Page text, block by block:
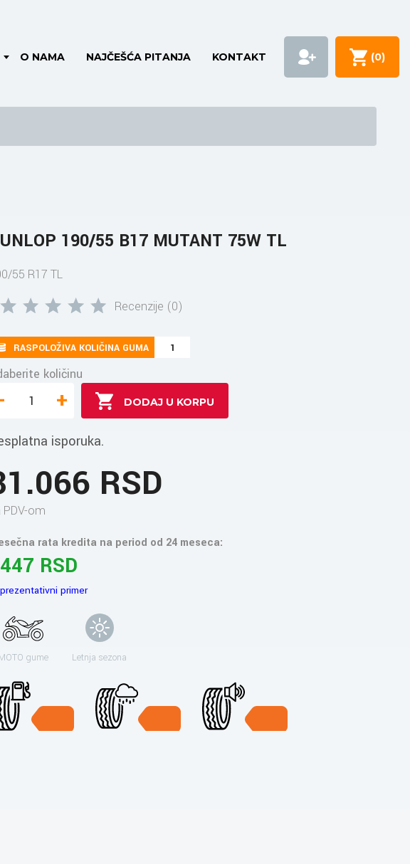
O NAMA NAJČEŠĆA PITANJA KONTAKT (0)
190/55 B17 MUTANT 75W TL
55 R17 TL
Recenzije (0)
RASPOLOŽIVA KOLIČINA GUMA 1
količinu
+
isporuka.
RSD
PDV-om
rata kredita na period od 24 meseca:
RSD
primer
gume Letnja sezona